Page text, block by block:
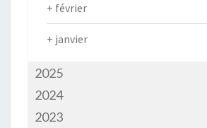
+ février
+ janvier
2025
2024
2023